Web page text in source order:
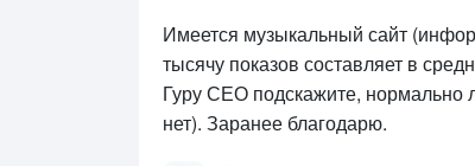
Имеется музыкальный сайт
тысячу показов составляет в
Гуру СЕО подскажите, нормально
нет). Заранее благодарю.